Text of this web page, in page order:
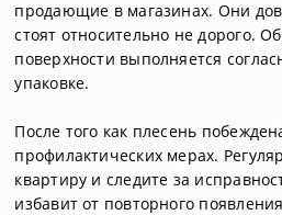
продающие в магазинах. Они
стоят относительно не дорого.
поверхности выполняется
упаковке.
После того как плесень
профилактических мерах.
квартиру и следите за
избавит от повторного